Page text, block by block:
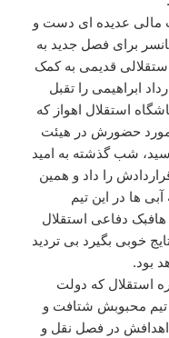
مالی عدیده ای دست و
برای فصل جدید به
قدیمی به کمک
ابراهیمی را تقبل
استقلال اهواز که
حضورش در هیئت
شب گذشته به امید
را داد و همین
ها در این تیم
دفاعی استقلال
خوبی بگیرد بی تردید
بود.
استقلال که دولت
تیم محبوبش شتافت و
اهدافش در فصل نقل و